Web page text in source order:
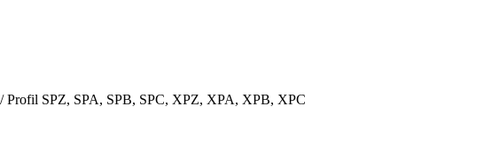
Profil SPZ, SPA, SPB, SPC, XPZ, XPA, XPB, XPC